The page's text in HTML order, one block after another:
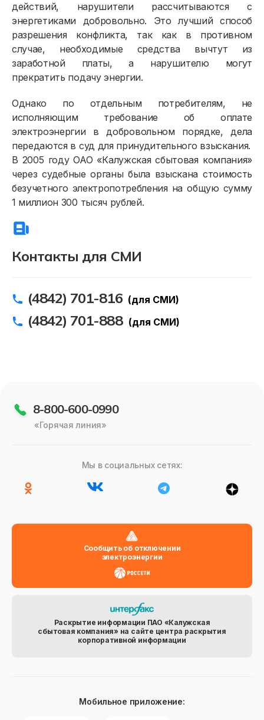
Контакты для СМИ
(4842) 701-816 (для СМИ)
(4842) 701-888 (для СМИ)
действий, нарушители рассчитываются с
энергетиками добровольно. Это лучший способ
разрешения конфликта, так как в противном
случае, необходимые средства вычтут из
заработной платы, а нарушителю могут
прекратить подачу энергии.
Однако по отдельным потребителям, не
исполняющим требование об оплате
электроэнергии в добровольном порядке, дела
передаются в суд для принудительного взыскания.
В 2005 году ОАО «Калужская сбытовая компания»
через судебные органы была взыскана стоимость
безучетного электропотребления на общую сумму
1 миллион 300 тысяч рублей.
8-800-600-0990
«Горячая линия»
Мы в социальных сетях:
Сообщить об отключении
электроэнергии
Раскрытие информации ПАО «Калужская
сбытовая компания» на сайте центра раскрытия
корпоративной информации
Мобильное приложение:
Полезное